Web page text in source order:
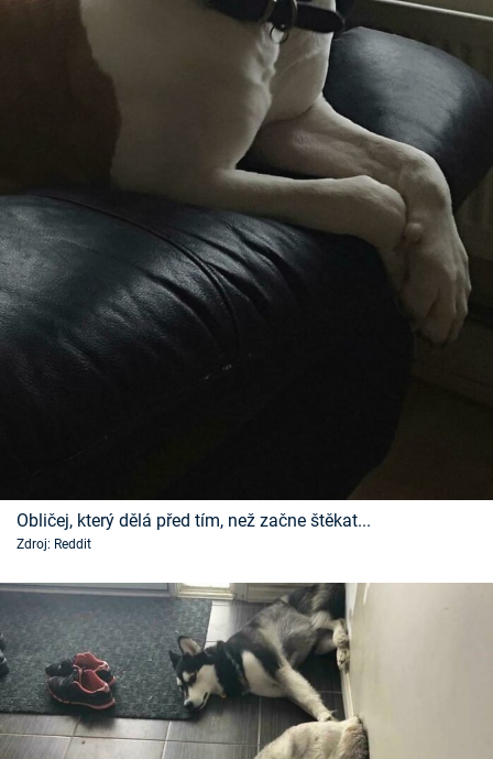
Obličej, který dělá před tím, než začne štěkat...
Zdroj: Reddit